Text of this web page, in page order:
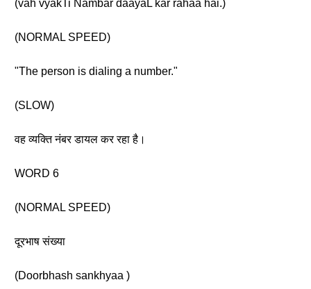
(vah vyakTi Nambar daayaL kar rahaa hai.)
(NORMAL SPEED)
"The person is dialing a number."
(SLOW)
वह व्यक्ति नंबर डायल कर रहा है।
WORD 6
(NORMAL SPEED)
दूरभाष संख्या
(Doorbhash sankhyaa )